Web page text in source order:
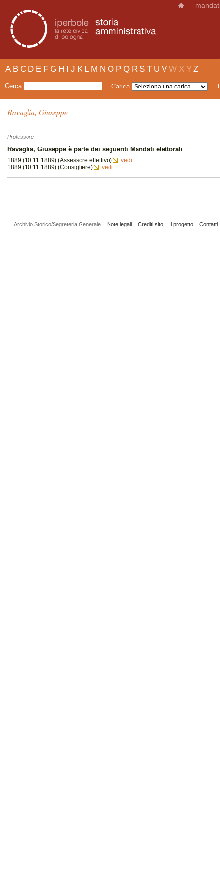
mandati
A B C D E F G H I J K L M N O P Q R S T U V W X Y Z
Cerca Carica
Ravaglia, Giuseppe
Professore
Ravaglia, Giuseppe è parte dei seguenti Mandati elettorali
1889 (10.11.1889) (Assessore effettivo)
vedi
1889 (10.11.1889) (Consigliere)
vedi
Archivio Storico/Segreteria Generale Note legali Crediti sito Il progetto Contatti